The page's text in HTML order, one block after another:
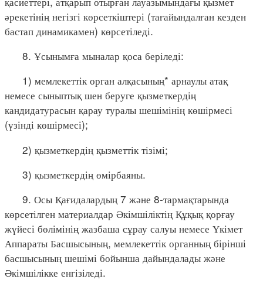
әрекетінің негізгі көрсеткіштері (тағайындалған кезден
бастап динамикамен) көрсетіледі.
8. Ұсынымға мыналар қоса беріледі:
1) мемлекеттік орган алқасының* арнаулы атақ
немесе сыныптық шен беруге қызметкердің
кандидатурасын қарау туралы шешімінің көшірмесі
(үзінді көшірмесі);
2) қызметкердің қызметтік тізімі;
3) қызметкердің өмірбаяны.
9. Осы Қағидалардың 7 және 8-тармақтарында
көрсетілген материалдар Әкімшіліктің Құқық қорғау
жүйесі бөлімінің жазбаша сұрау салуы немесе Үкімет
Аппараты Басшысының, мемлекеттік органның бірінші
басшысының шешімі бойынша дайындалады және
Әкімшілікке енгізіледі.